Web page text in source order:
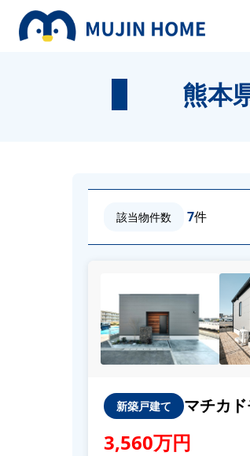
熊本
該当物件数 7件
新築戸建て マチカ
3,560万円